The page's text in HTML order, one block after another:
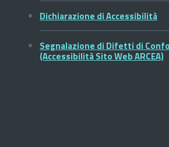
Dichiarazione di Accessibilità
Segnalazione di Difetti di
(Accessibilità Sito Web ARCEA)